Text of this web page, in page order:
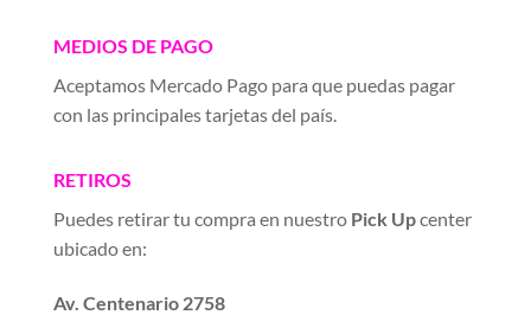
MEDIOS DE PAGO
Aceptamos Mercado Pago para que puedas pagar
con las principales tarjetas del país.
RETIROS
Puedes retirar tu compra en nuestro Pick Upcenter
ubicado en:
Av. Centenario 2758